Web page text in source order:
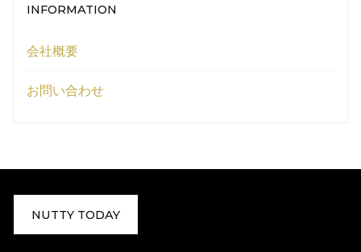
INFORMATION
会社概要
お問い合わせ
NUTTY TODAY